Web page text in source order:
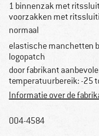
1 binnenzak met
voorzakken met
normaal
elastische manchetten
logopatch
door fabrikant
temperatuurbereik: -25
Informatie over de
004-4584